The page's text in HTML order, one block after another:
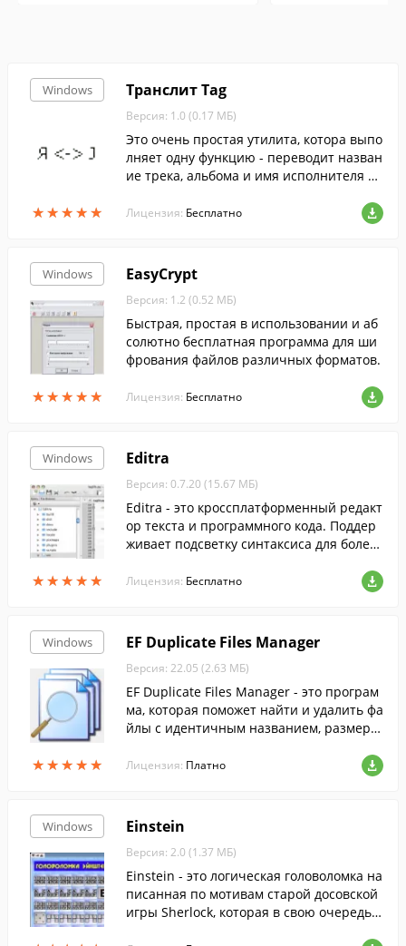
Windows
★★★★★
★★★★★
Транслит Tag
Версия: 1.0 (0.17 МБ)
Это очень простая утилита, котора выпо
лняет одну функцию - переводит назван
ие трека, альбома и имя исполнителя в
Лицензия: Бесплатно
Windows
★★★★★
★★★★★
EasyCrypt
Версия: 1.2 (0.52 МБ)
Быстрая, простая в использовании и аб
солютно бесплатная программа для ши
фрования файлов различных форматов.
Лицензия: Бесплатно
Windows
★★★★★
★★★★★
Editra
Версия: 0.7.20 (15.67 МБ)
Editra - это кроссплатформенный редакт
ор текста и программного кода. Поддер
живает подсветку синтаксиса для более
дает простым и понятным интерфейсо
Лицензия: Бесплатно
Windows
★★★★★
★★★★★
EF Duplicate Files Manager
Версия: 22.05 (2.63 МБ)
EF Duplicate Files Manager - это програм
ма, которая поможет найти и удалить фа
йлы с идентичным названием, размеро
Лицензия: Платно
Windows Einstein
Версия: 2.0 (1.37 МБ)
Einstein - это логическая головоломка на
писанная по мотивам старой досовской
игры Sherlock, которая в свою очередь б